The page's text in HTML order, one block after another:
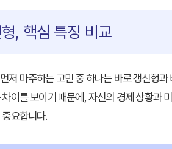
, 핵심 특징 비교
저 마주하는 고민 중 하나는 바로 갱신형
이를 보이기 때문에, 자신의 경제 상황과
요합니다.